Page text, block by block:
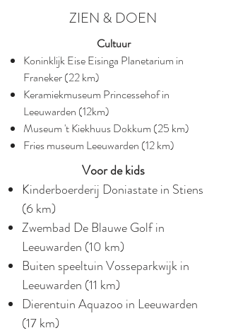
ZIEN & DOEN
Cultuur
Koninklijk Eise Eisinga Planetarium in
Franeker (22 km)
Keramiekmuseum Princessehof in
Leeuwarden (12km)
Museum 't Kiekhuus Dokkum (25 km)
Fries museum Leeuwarden (12 km)
Voor de kids
Kinderboerderij Doniastate in Stiens
(6 km)​
Zwembad De Blauwe Golf in
Leeuwarden (10 km)
Buiten speeltuin Vosseparkwijk in
Leeuwarden (11 km)​
Dierentuin Aquazoo in Leeuwarden
(17 km)​​​​